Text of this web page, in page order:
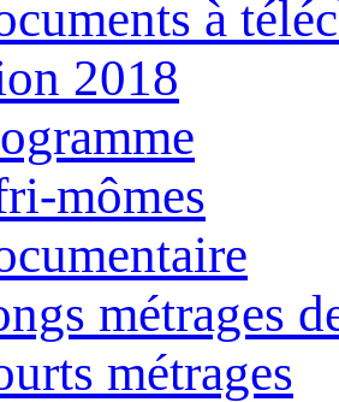
à
2018
mômes
métrages
métrages